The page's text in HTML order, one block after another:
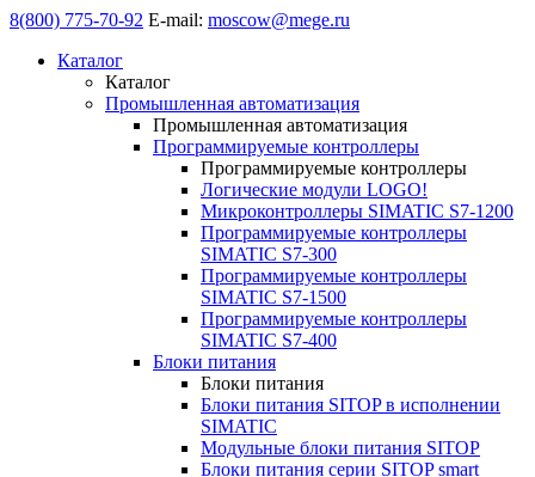
8(800) 775-70-92 E-mail: moscow@mege.ru
Каталог
Каталог
Промышленная автоматизация
Промышленная автоматизация
Программируемые контроллеры
Программируемые контроллеры
Логические модули LOGO!
Микроконтроллеры SIMATIC S7-1200
Программируемые контроллеры
SIMATIC S7-300
Программируемые контроллеры
SIMATIC S7-1500
Программируемые контроллеры
SIMATIC S7-400
Блоки питания
Блоки питания
Блоки питания SITOP в исполнении
SIMATIC
Модульные блоки питания SITOP
Блоки питания серии SITOP smart